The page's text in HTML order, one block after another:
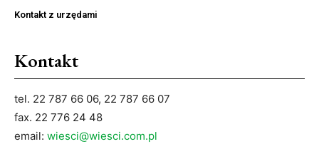
Kontakt z urzędami
Kontakt
tel. 22 787 66 06, 22 787 66 07
fax. 22 776 24 48
email: wiesci@wiesci.com.pl